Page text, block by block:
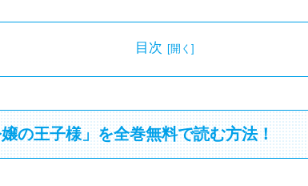
目次
の王子様」を全巻無料で読む方法！